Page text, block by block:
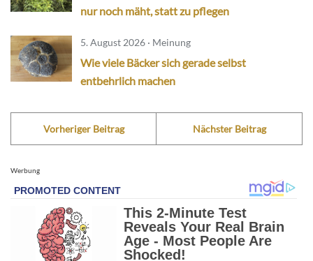
nur noch mäht, statt zu pflegen
5. August 2026 · Meinung
Wie viele Bäcker sich gerade selbst
entbehrlich machen
Vorheriger Beitrag Nächster Beitrag
Werbung